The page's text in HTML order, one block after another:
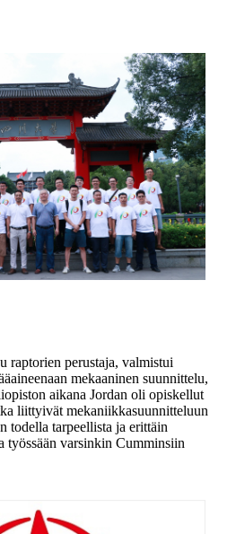
raptorien perustaja, valmistui
mekaaninen suunnittelu,
aikana Jordan oli opiskellut
liittyivät mekaniikkasuunnitteluun
todella tarpeellista ja erittäin
työssään varsinkin Cumminsiin